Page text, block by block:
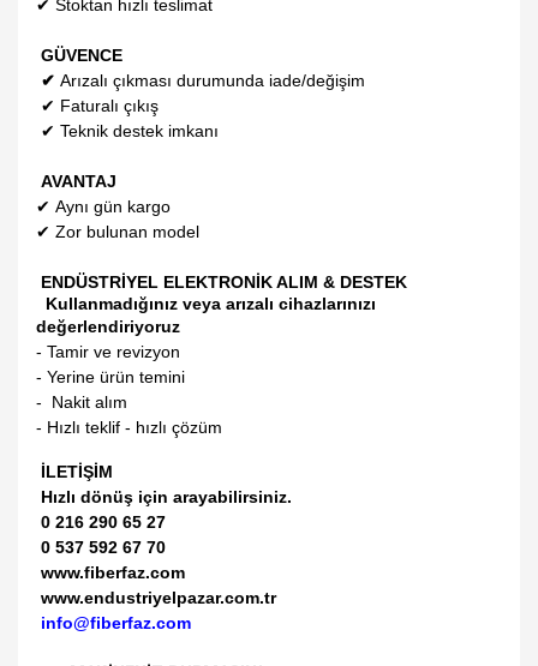
✔ Stoktan hızlı teslimat
GÜVENCE
✔ Arızalı çıkması durumunda iade/değişim
✔ Faturalı çıkış
✔ Teknik destek imkanı
AVANTAJ
✔ Aynı gün kargo
✔ Zor bulunan model
ENDÜSTRİYEL ELEKTRONİK ALIM & DESTEK
Kullanmadığınız veya arızalı cihazlarınızı
değerlendiriyoruz
- Tamir ve revizyon
- Yerine ürün temini
- Nakit alım
- Hızlı teklif - hızlı çözüm
İLETİŞİM
Hızlı dönüş için arayabilirsiniz.
0 216 290 65 27
0 537 592 67 70
www.fiberfaz.com
www.endustriyelpazar.com.tr
info@fiberfaz.com